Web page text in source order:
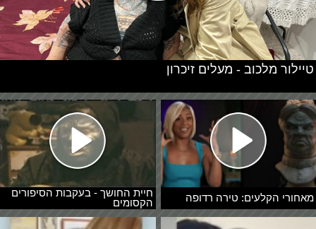
מאחורי הקלעים: טירה רדופה
חיית החושך - בעקבות הסיפורים
הקסומים
טיילור מלכוב - מעלים זיכרון